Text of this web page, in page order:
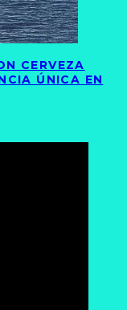
CERVEZA
ÚNICA EN